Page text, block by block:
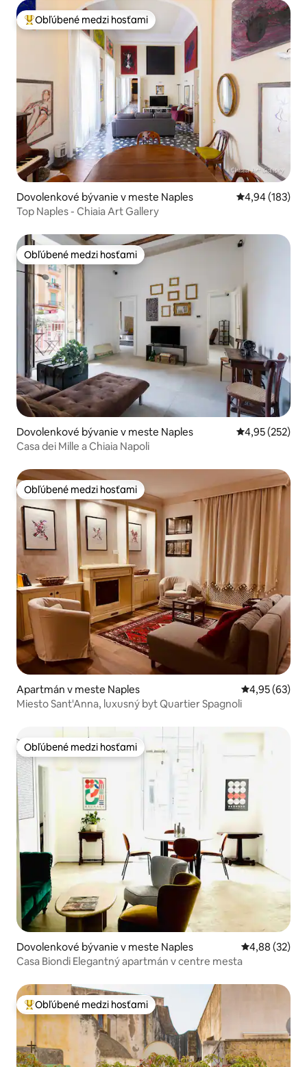
Najobľúbenejšie medzi hosťami
Obľúbené medzi hosťami
Dovolenkové bývanie v meste Naples Priemerné
4,94 (183)
Top Naples - Chiaia Art Gallery
Obľúbené medzi hosťami
Obľúbené medzi hosťami
Dovolenkové bývanie v meste Naples Priemerné
4,95 (252)
Casa dei Mille a Chiaia Napoli
Obľúbené medzi hosťami
Obľúbené medzi hosťami
Apartmán v meste Naples Priemerné
4,95 (63)
Miesto Sant'Anna, luxusný byt Quartier Spagnoli
Obľúbené medzi hosťami
Obľúbené medzi hosťami
Dovolenkové bývanie v meste Naples Priemerné
4,88 (32)
Casa Biondi Elegantný apartmán v centre mesta
Najobľúbenejšie medzi hosťami
Obľúbené medzi hosťami